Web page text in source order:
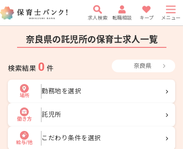
求人検索 転職相談 キープ メニュー
奈良県の託児所の保育士求人一覧
検索結果 0 件 奈良県
場所
勤務地を選択
働き方
託児所
給与/他
こだわり条件を選択